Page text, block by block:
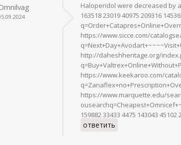
Haloperidol were decreased by
163518 23019 40975 209316
https://www.sicce.com/
http://daheshheritage.org/
https://www.keekaroo.com/
https://www.marquette.edu/
159882 33433 4475 143043
ответить